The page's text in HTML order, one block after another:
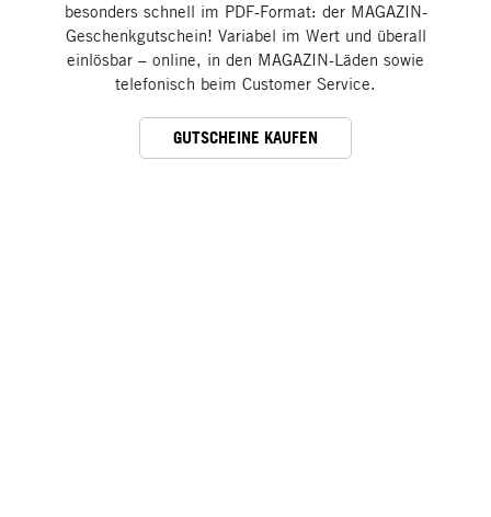
besonders schnell im PDF-Format: der MAGAZIN-
Geschenkgutschein! Variabel im Wert und überall
einlösbar – online, in den MAGAZIN-Läden sowie
telefonisch beim Customer Service.
GUTSCHEINE KAUFEN